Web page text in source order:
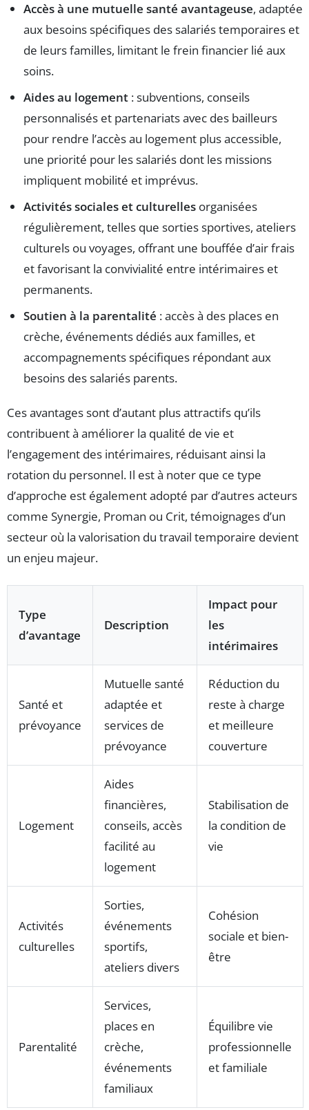
Accès à une mutuelle santé avantageuse, adaptée
aux besoins spécifiques des salariés temporaires et
de leurs familles, limitant le frein financier lié aux
soins.
Aides au logement : subventions, conseils
personnalisés et partenariats avec des bailleurs
pour rendre l’accès au logement plus accessible,
une priorité pour les salariés dont les missions
impliquent mobilité et imprévus.
Activités sociales et culturelles organisées
régulièrement, telles que sorties sportives, ateliers
culturels ou voyages, offrant une bouffée d’air frais
et favorisant la convivialité entre intérimaires et
permanents.
Soutien à la parentalité : accès à des places en
crèche, événements dédiés aux familles, et
accompagnements spécifiques répondant aux
besoins des salariés parents.
Ces avantages sont d’autant plus attractifs qu’ils
contribuent à améliorer la qualité de vie et
l’engagement des intérimaires, réduisant ainsi la
rotation du personnel. Il est à noter que ce type
d’approche est également adopté par d’autres acteurs
comme Synergie, Proman ou Crit, témoignages d’un
secteur où la valorisation du travail temporaire devient
un enjeu majeur.
Type
d’avantage
Description
Impact pour
les
intérimaires
Santé et
prévoyance
Mutuelle santé
adaptée et
services de
prévoyance
Réduction du
reste à charge
et meilleure
couverture
Logement
Aides
financières,
conseils, accès
facilité au
logement
Stabilisation de
la condition de
vie
Activités
culturelles
Sorties,
événements
sportifs,
ateliers divers
Cohésion
sociale et bien-
être
Parentalité
Services,
places en
crèche,
événements
familiaux
Équilibre vie
professionnelle
et familiale